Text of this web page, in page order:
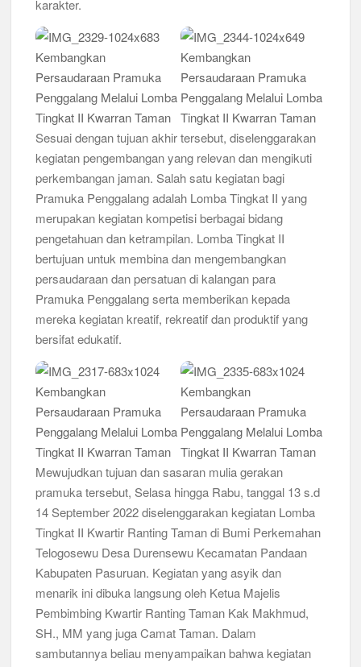
Keprotokoleran
Tumbuhkan Ceria dan Karakter Sejak Dini, 704 Pramuka
Siaga Ramaikan Pesta Siaga Kwarran Prambon 2026
Ceria Bersama Pramuka Siaga: Membangun Generasi Tangguh
dan Berkarakter
Karena Karakter Tidak Dibentuk di Ruang Nyaman, LT-1
SDN Pagerwojo Hadir Menempa Ketangguhan
Gelar Musppanitera 2026, Kwarran Taman Cetak Pemimpin
Ajang Kompetensi Antar Ambalan II SMKN 2 Buduran 2026
Diwarnai Penampilan Tari Kreasi Berselendang
Musran X Kwarran Jabon Jadi Titik Awal Kebangkitan
Pramuka yang Lebih Inovatif dan Progresif
Kerja
karakter.
Sesuai dengan tujuan akhir tersebut, diselenggarakan
kegiatan pengembangan yang relevan dan mengikuti
perkembangan jaman. Salah satu kegiatan bagi
Pramuka Penggalang adalah Lomba Tingkat II yang
merupakan kegiatan kompetisi berbagai bidang
pengetahuan dan ketrampilan. Lomba Tingkat II
bertujuan untuk membina dan mengembangkan
persaudaraan dan persatuan di kalangan para
Pramuka Penggalang serta memberikan kepada
mereka kegiatan kreatif, rekreatif dan produktif yang
bersifat edukatif.
Mewujudkan tujuan dan sasaran mulia gerakan
pramuka tersebut, Selasa hingga Rabu, tanggal 13 s.d
14 September 2022 diselenggarakan kegiatan Lomba
Tingkat II Kwartir Ranting Taman di Bumi Perkemahan
Telogosewu Desa Durensewu Kecamatan Pandaan
Kabupaten Pasuruan. Kegiatan yang asyik dan
menarik ini dibuka langsung oleh Ketua Majelis
Pembimbing Kwartir Ranting Taman Kak Makhmud,
SH., MM yang juga Camat Taman. Dalam
sambutannya beliau menyampaikan bahwa kegiatan